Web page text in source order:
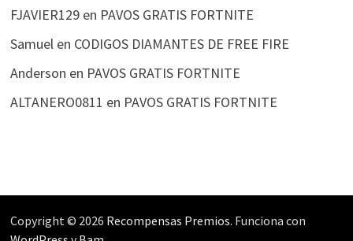
FJAVIER129en PAVOS GRATIS FORTNITE
Samuelen CODIGOS DIAMANTES DE FREE FIRE
Anderson en PAVOS GRATIS FORTNITE
ALTANERO0811 en PAVOS GRATIS FORTNITE
Copyright © 2026 Recompensas Premios. Funciona con